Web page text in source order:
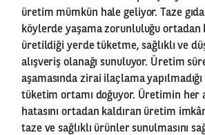
üretim mümkün hale geliyor. Taze
köylerde yaşama zorunluluğu ortadan
üretildiği yerde tüketme, sağlıklı ve
alışveriş olanağı sunuluyor. Üretim
aşamasında zirai ilaçlama yapılmadığı
tüketim ortamı doğuyor. Üretimin her
hatasını ortadan kaldıran üretim
taze ve sağlıklı ürünler sunulmasını